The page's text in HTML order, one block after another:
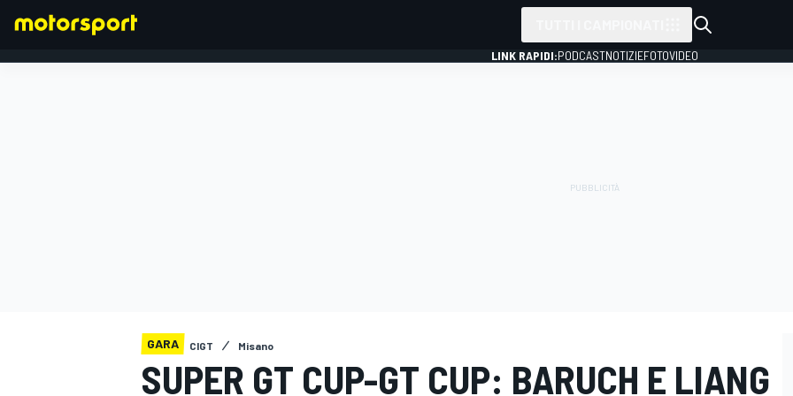
LINK RAPIDI:PODCASTNOTIZIEFOTOVIDEO
GARA CIGT Misano
SUPER GT CUP-GT CUP: BARUCH E LIANG